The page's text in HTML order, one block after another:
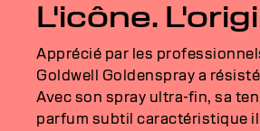
L'icône.
Apprécié par les
Goldwell Goldenspray a
Avec son spray ultra-fin, sa
parfum subtil caractéristique